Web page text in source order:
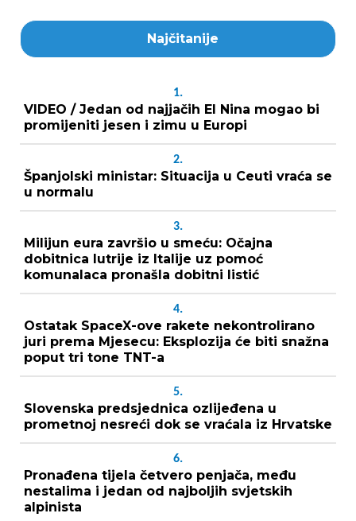
Najčitanije
1.
VIDEO / Jedan od najjačih El Nina mogao bi
promijeniti jesen i zimu u Europi
2.
Španjolski ministar: Situacija u Ceuti vraća se
u normalu
3.
Milijun eura završio u smeću: Očajna
dobitnica lutrije iz Italije uz pomoć
komunalaca pronašla dobitni listić
4.
Ostatak SpaceX-ove rakete nekontrolirano
juri prema Mjesecu: Eksplozija će biti snažna
poput tri tone TNT-a
5.
Slovenska predsjednica ozlijeđena u
prometnoj nesreći dok se vraćala iz Hrvatske
6.
Pronađena tijela četvero penjača, među
nestalima i jedan od najboljih svjetskih
alpinista